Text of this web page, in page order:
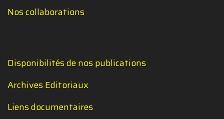
Nos collaborations
Disponibilités de nos publications
Archives Editoriaux
Liens documentaires